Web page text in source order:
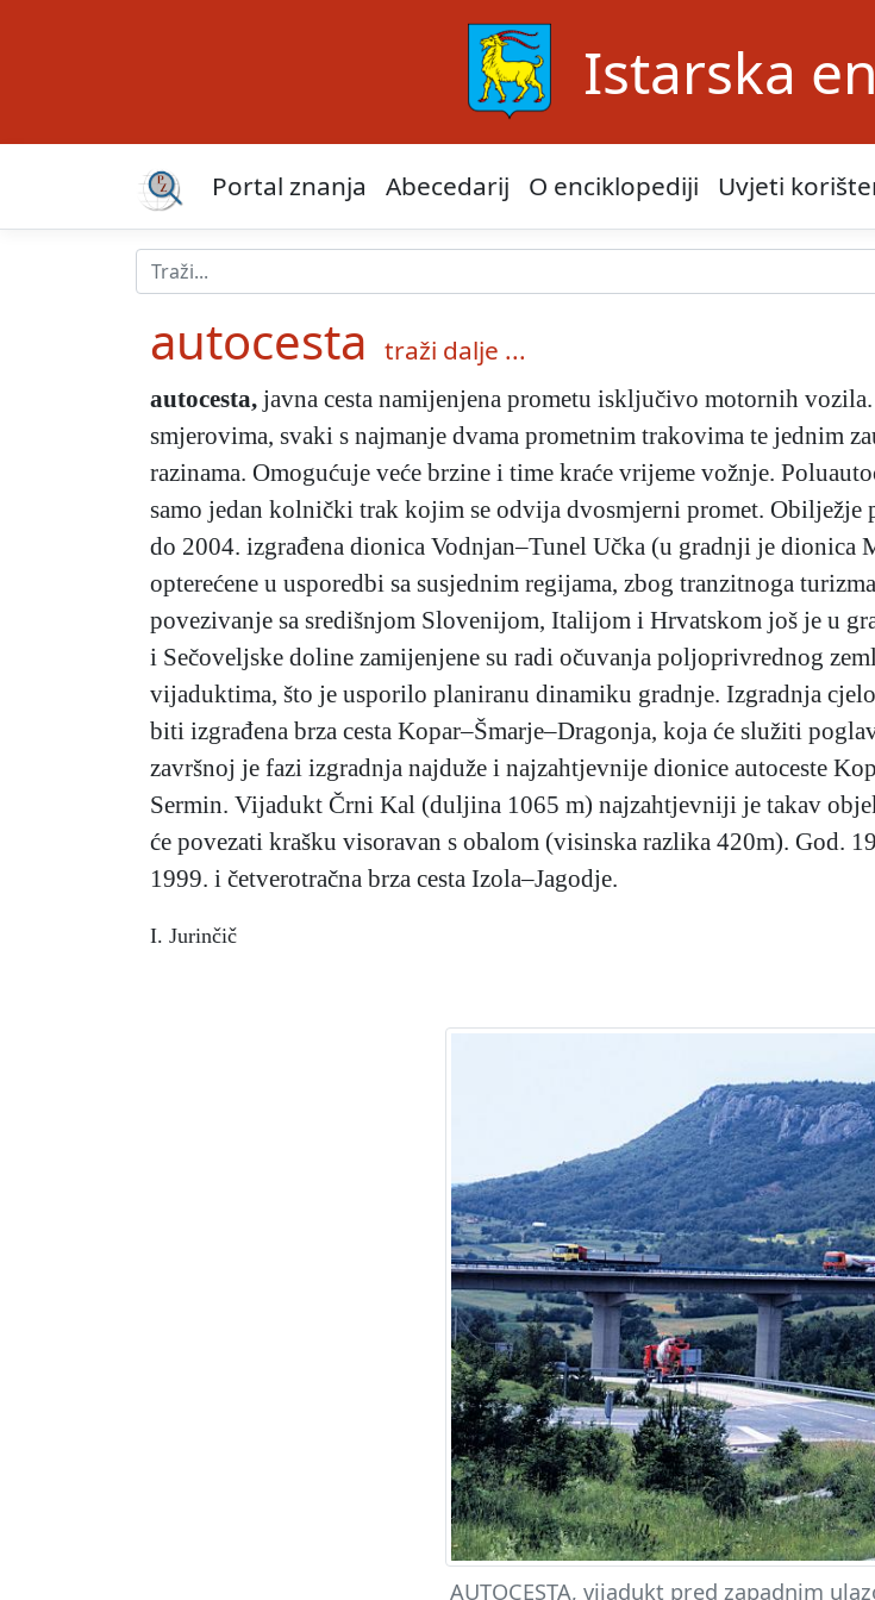
Istarska
Portal znanja Abecedarij O enciklopediji Uvjeti
autocesta traži dalje ...
autocesta, javna cesta namijenjena prometu isključivo motornih
smjerovima, svaki s najmanje dvama prometnim trakovima te jednim
razinama. Omogućuje veće brzine i time kraće vrijeme vožnje.
samo jedan kolnički trak kojim se odvija dvosmjerni promet. Obilježje
do 2004. izgrađena dionica Vodnjan–Tunel Učka (u gradnji je dionica
opterećene u usporedbi sa susjednim regijama, zbog tranzitnoga
povezivanje sa središnjom Slovenijom, Italijom i Hrvatskom još je u
i Sečoveljske doline zamijenjene su radi očuvanja poljoprivrednog
vijaduktima, što je usporilo planiranu dinamiku gradnje. Izgradnja
biti izgrađena brza cesta Kopar–Šmarje–Dragonja, koja će služiti
završnoj je fazi izgradnja najduže i najzahtjevnije dionice autoceste
Sermin. Vijadukt Črni Kal (duljina 1065 m) najzahtjevniji je takav
će povezati krašku visoravan s obalom (visinska razlika 420m). God.
1999. i četverotračna brza cesta Izola–Jagodje.
I. Jurinčič
AUTOCESTA, vijadukt pred zapadnim